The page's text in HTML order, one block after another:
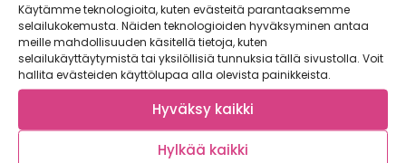
Käytämme teknologioita, kuten evästeitä parantaaksemme
selailukokemusta. Näiden teknologioiden hyväksyminen antaa
meille mahdollisuuden käsitellä tietoja, kuten
selailukäyttäytymistä tai yksilöllisiä tunnuksia tällä sivustolla. Voit
hallita evästeiden käyttölupaa alla olevista painikkeista.
Hyväksy kaikki
Hylkää kaikki